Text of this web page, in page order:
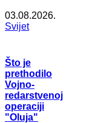
03.08.2026.
Svijet
Što je
prethodilo
Vojno-
redarstvenoj
operaciji
"Oluja"